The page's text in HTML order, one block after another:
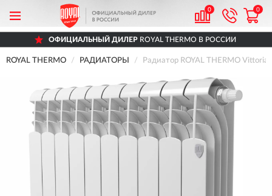
0 0
ОФИЦИАЛЬНЫЙ ДИЛЕР ROYAL THERMO В РОССИИ
ROYAL THERMO РАДИАТОРЫ Радиатор ROYAL THERMO